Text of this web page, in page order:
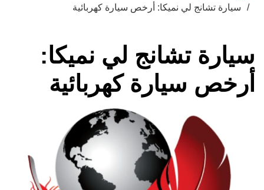
سيارة تشانج لي نميكا: أرخص سيارة كهربائية
سيارة تشانج لي نميكا:
أرخص سيارة كهربائية